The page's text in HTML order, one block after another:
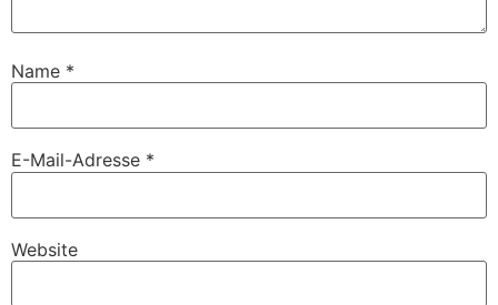
Name *
E-Mail-Adresse *
Website